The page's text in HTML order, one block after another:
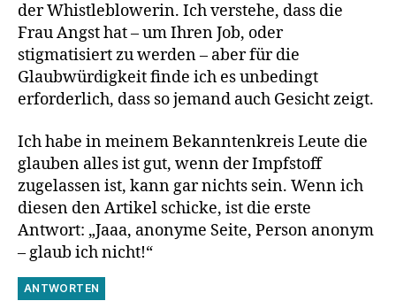
der Whistleblowerin. Ich verstehe, dass die
Frau Angst hat – um Ihren Job, oder
stigmatisiert zu werden – aber für die
Glaubwürdigkeit finde ich es unbedingt
erforderlich, dass so jemand auch Gesicht zeigt.
Ich habe in meinem Bekanntenkreis Leute die
glauben alles ist gut, wenn der Impfstoff
zugelassen ist, kann gar nichts sein. Wenn ich
diesen den Artikel schicke, ist die erste
Antwort: „Jaaa, anonyme Seite, Person anonym
– glaub ich nicht!“
ANTWORTEN